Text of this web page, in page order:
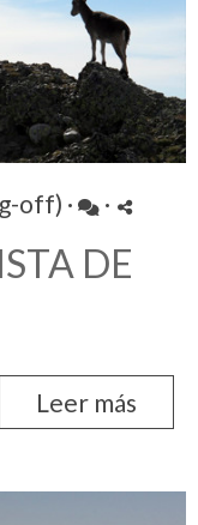
off) · ·
DE
Leer más